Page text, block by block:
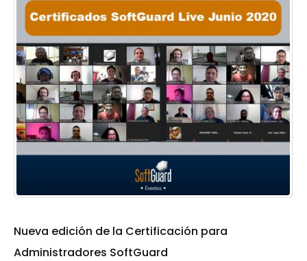
Nueva edición de la Certificación para
Administradores SoftGuard